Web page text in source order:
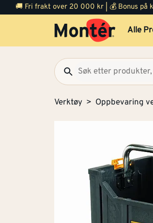
🚚 Fri frakt over 20 000 kr | 💰 Bonus på
Alle
Verktøy Oppbevaring